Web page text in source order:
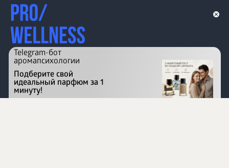
Перейти на сайт
Telegram-бот
аромапсихологии
Подберите свой
идеальный парфюм за 1
минуту!